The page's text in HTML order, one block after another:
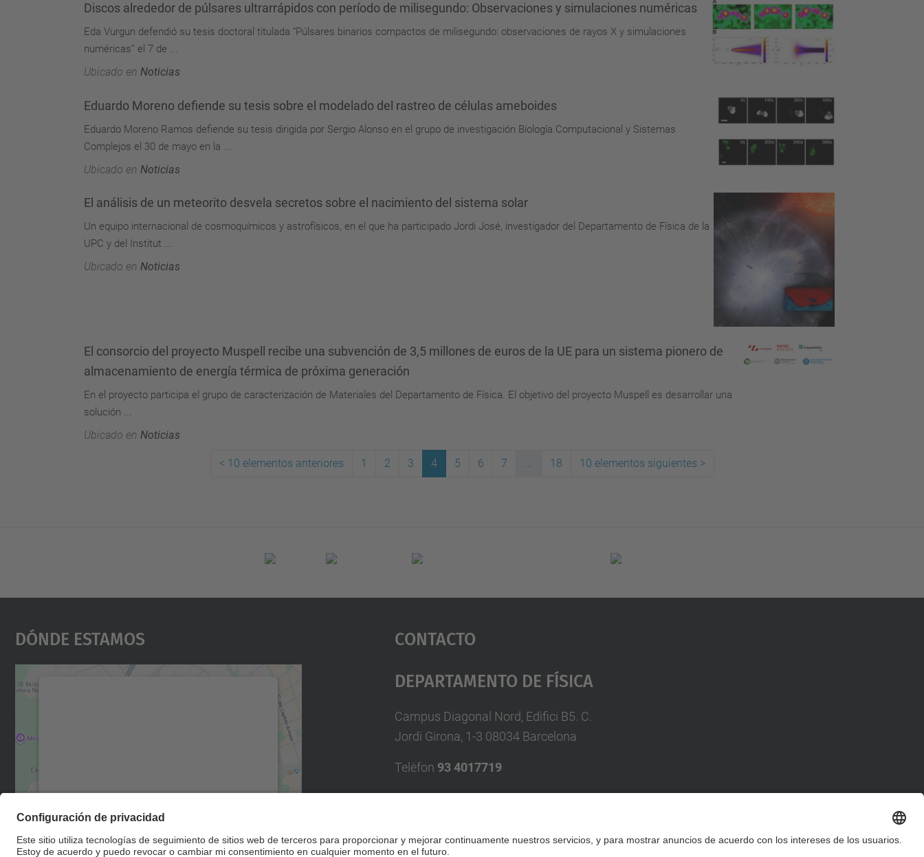
Discos alrededor de púlsares ultrarrápidos con período de milisegundo: Observaciones y simulaciones numéricas
Eda Vurgun defendió su tesis doctoral titulada “Púlsares binarios compactos de milisegundo: observaciones de rayos X y simulaciones
numéricas” el 7 de ...
Ubicado en Noticias
Eduardo Moreno defiende su tesis sobre el modelado del rastreo de células ameboides
Eduardo Moreno Ramos defiende su tesis dirigida por Sergio Alonso en el grupo de investigación Biología Computacional y Sistemas
Complejos el 30 de mayo en la ...
Ubicado en Noticias
El análisis de un meteorito desvela secretos sobre el nacimiento del sistema solar
Un equipo internacional de cosmoquímicos y astrofísicos, en el que ha participado Jordi José, investigador del Departamento de Física de la
UPC y del Institut ...
Ubicado en Noticias
El consorcio del proyecto Muspell recibe una subvención de 3,5 millones de euros de la UE para un sistema pionero de
almacenamiento de energía térmica de próxima generación
En el proyecto participa el grupo de caracterización de Materiales del Departamento de Física. El objetivo del proyecto Muspell es desarrollar una
solución ...
Ubicado en Noticias
< 10 elementos anteriores 1 2 3 4 5 6 7 18 10 elementos siguientes >
Dónde Estamos
Más información
Contacto
Departamento De Física
Campus Diagonal Nord, Edifici B5. C.
Jordi Girona, 1-3 08034 Barcelona
Telèfon 93 4017719